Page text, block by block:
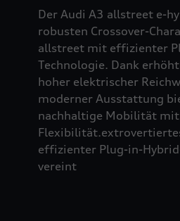
Der Audi A3 allstreet e-
robusten Crossover-
allstreet mit effizienter
Technologie. Dank
hoher elektrischer
moderner Ausstattung
nachhaltige Mobilität
effizienter Plug-in-
vereint